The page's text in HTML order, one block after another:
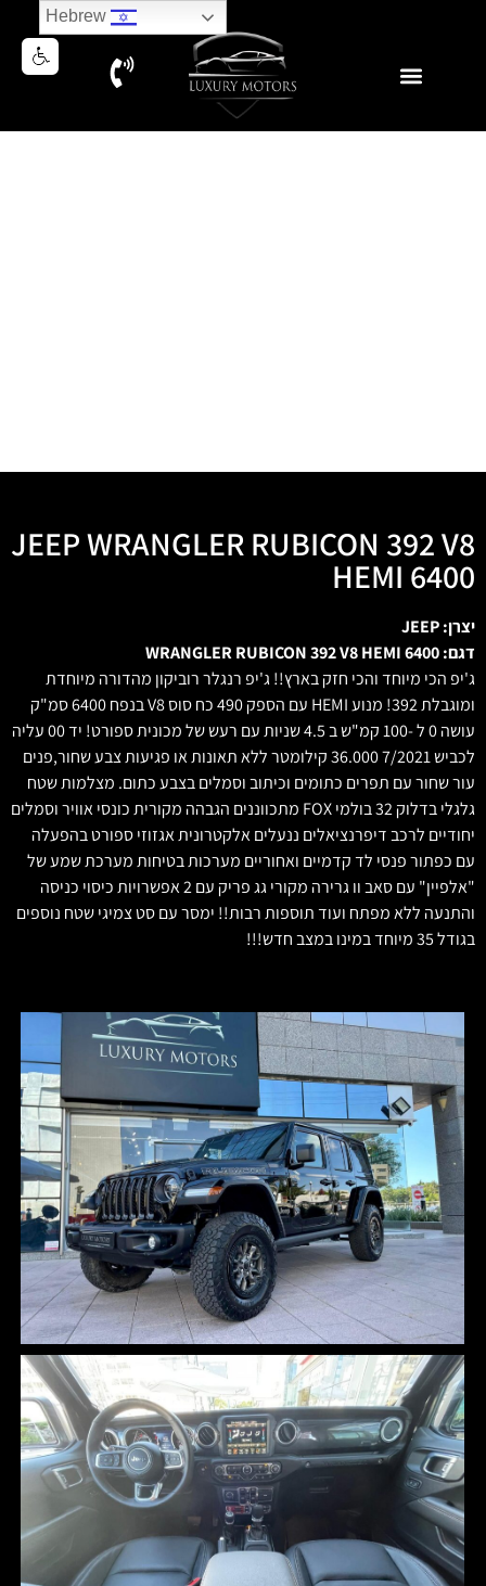
JEEP WRANGLER RUBICON 392 V8
HEMI 6400
יצרן: JEEP
דגם: WRANGLER RUBICON 392 V8 HEMI 6400
ג'יפ הכי מיוחד והכי חזק בארץ!! ג'יפ רנגלר רוביקון מהדורה מיוחדת
ומוגבלת 392! מנוע HEMI עם הספק 490 כח סוס V8 בנפח 6400 סמ"ק
עושה 0 ל -100 קמ"ש ב 4.5 שניות עם רעש של מכונית ספורט! יד 00 עליה
לכביש 7/2021 36.000 קילומטר ללא תאונות או פגיעות צבע שחור,פנים
עור שחור עם תפרים כתומים וכיתוב וסמלים בצבע כתום. מצלמות שטח
גלגלי בדלוק 32 בולמי FOX מתכווננים הגבהה מקורית כונסי אוויר וסמלים
יחודיים לרכב דיפרנציאלים ננעלים אלקטרונית אגזוזי ספורט בהפעלה
עם כפתור פנסי לד קדמיים ואחוריים מערכות בטיחות מערכת שמע של
"אלפיין" עם סאב וו גרירה מקורי גג פריק עם 2 אפשרויות כיסוי כניסה
והתנעה ללא מפתח ועוד תוספות רבות!! ימסר עם סט צמיגי שטח נוספים
בגודל 35 מיוחד במינו במצב חדש!!!
Hebrew